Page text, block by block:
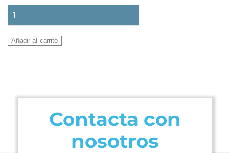
VALVULA
BOLA
DANFOSS
Añadir al carrito
Contacta con
nosotros